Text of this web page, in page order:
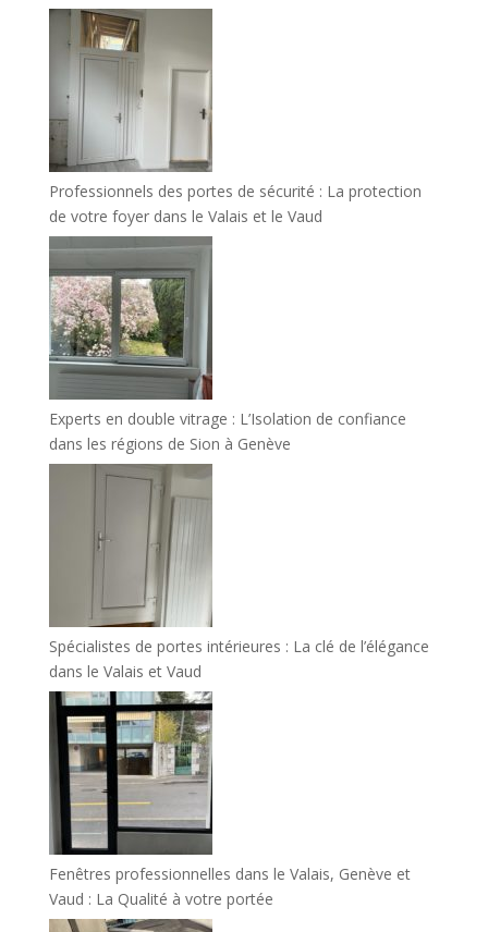
Professionnels des portes de sécurité : La protection
de votre foyer dans le Valais et le Vaud
Experts en double vitrage : L’Isolation de confiance
dans les régions de Sion à Genève
Spécialistes de portes intérieures : La clé de l’élégance
dans le Valais et Vaud
Fenêtres professionnelles dans le Valais, Genève et
Vaud : La Qualité à votre portée